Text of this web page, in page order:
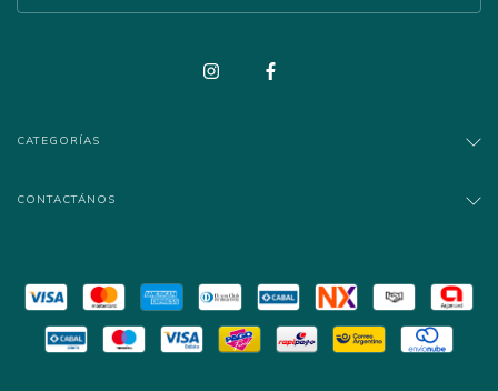
CATEGORÍAS
CONTACTÁNOS